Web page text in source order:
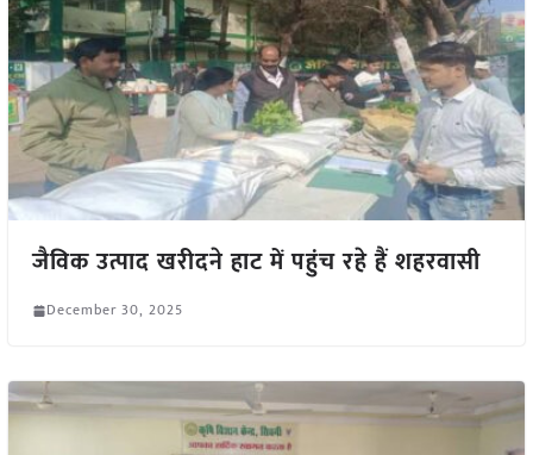
जैविक उत्पाद खरीदने हाट में पहुंच रहे हैं शहरवासी
December 30, 2025